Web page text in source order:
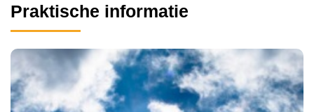
Praktische informatie